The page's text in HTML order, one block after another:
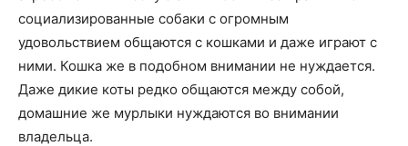
социализированные собаки с огромным
удовольствием общаются с кошками и даже играют с
ними. Кошка же в подобном внимании не нуждается.
Даже дикие коты редко общаются между собой,
домашние же мурлыки нуждаются во внимании
владельца.